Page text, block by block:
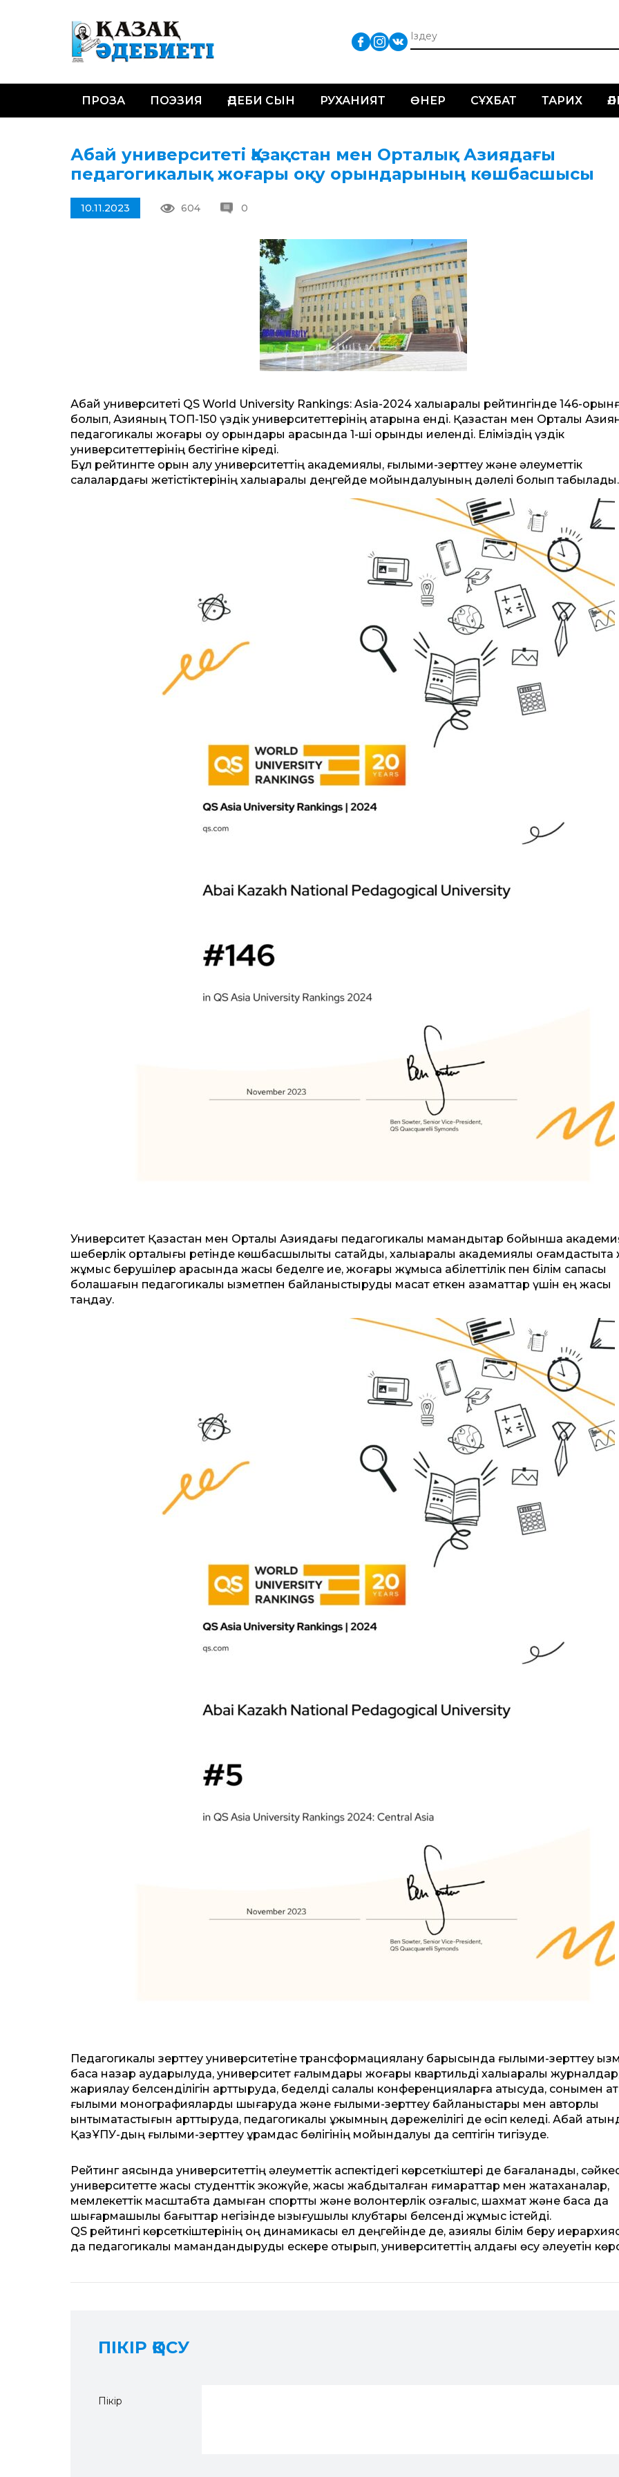
ПРОЗА ПОЭЗИЯ ӘДЕБИ СЫН РУХАНИЯТ ӨНЕР СҰХБАТ ТАРИХ
Абай университеті Қазақстан мен Орталық Азиядағы
педагогикалық жоғары оқу орындарының көшбасшысы
10.11.2023 604 0
Абай университеті QS World University Rankings: Asia-2024 халықаралық рейтингінде 146-
болып, Азияның ТОП-150 үздік университеттерінің қатарына енді. Қазақстан мен Орталық
педагогикалық жоғары оқу орындары арасында 1-ші орынды иеленді. Еліміздің үздік
университеттерінің бестігіне кіреді.
Бұл рейтингте орын алу университеттің академиялық, ғылыми-зерттеу және әлеуметтік
салалардағы жетістіктерінің халықаралық деңгейде мойындалуының дәлелі болып табылады.
Университет Қазақстан мен Орталық Азиядағы педагогикалық мамандықтар бойынша
шеберлік орталығы ретінде көшбасшылықты сақтайды, халықаралық академиялық
жұмыс берушілер арасында жақсы беделге ие, жоғары жұмысқа қабілеттілік пен білім сапасы
болашағын педагогикалық қызметпен байланыстыруды мақсат еткен азаматтар үшін ең жақсы
таңдау.
Педагогикалық зерттеу университетіне трансформациялану барысында ғылыми-зерттеу
баса назар аударылуда, университет ғалымдары жоғары квартильді халықаралық
жариялау белсенділігін арттыруда, беделді салалық конференцияларға қатысуда, сонымен
ғылыми монографияларды шығаруда және ғылыми-зерттеу байланыстары мен авторлық
ынтымақтастығын арттыруда, педагогикалық ұжымның дәрежелілігі де өсіп келеді. Абай
ҚазҰПУ-дың ғылыми-зерттеу құрамдас бөлігінің мойындалуы да септігін тигізуде.
Рейтинг аясында университеттің әлеуметтік аспектідегі көрсеткіштері де бағаланады,
университетте жақсы студенттік экожүйе, жақсы жабдықталған ғимараттар мен жатақханалар,
мемлекеттік масштабта дамыған спорттық және волонтерлік қозғалыс, шахмат және басқа да
шығармашылық бағыттар негізінде қызығушылық клубтары белсенді жұмыс істейді.
QS рейтингі көрсеткіштерінің оң динамикасы ел деңгейінде де, азиялық білім беру
да педагогикалық мамандандыруды ескере отырып, университеттің алдағы өсу әлеуетін
ПІКІР ҚОСУ
Пікір